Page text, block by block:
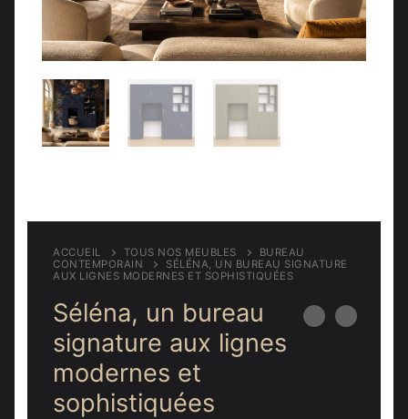
Meubles d’entrée
Étagères
Meubles de chambre
Chambre
ACCUEIL TOUS NOS MEUBLES
BUREAU
CONTEMPORAIN
SÉLÉNA, UN BUREAU SIGNATURE
AUX LIGNES MODERNES ET SOPHISTIQUÉES
Séléna, un bureau
signature aux lignes
modernes et
sophistiquées